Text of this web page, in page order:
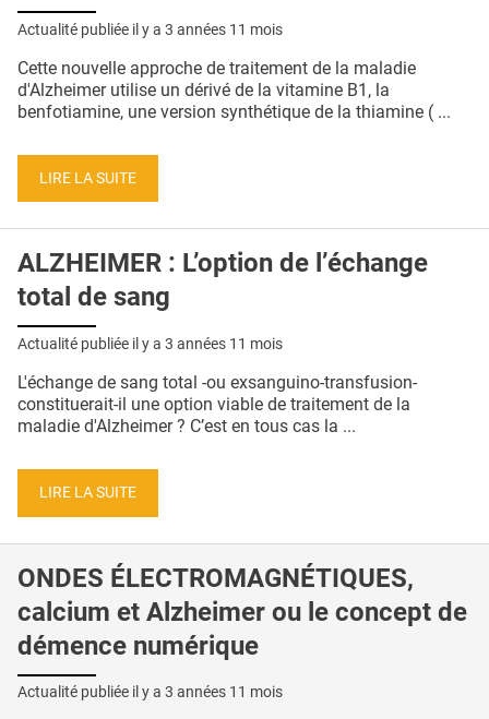
QUI SOMMES-NOUS ?
CONDITIONS GÉNÉRALES
CRÉDITS
Actualité publiée il y a 3 années 11 mois
Cette nouvelle approche de traitement de la maladie
d'Alzheimer utilise un dérivé de la vitamine B1, la
benfotiamine, une version synthétique de la thiamine ( ...
LIRE LA SUITE
ALZHEIMER : L’option de l’échange
total de sang
Actualité publiée il y a 3 années 11 mois
L'échange de sang total -ou exsanguino-transfusion-
constituerait-il une option viable de traitement de la
maladie d'Alzheimer ? C’est en tous cas la ...
LIRE LA SUITE
ONDES ÉLECTROMAGNÉTIQUES,
calcium et Alzheimer ou le concept de
démence numérique
Actualité publiée il y a 3 années 11 mois